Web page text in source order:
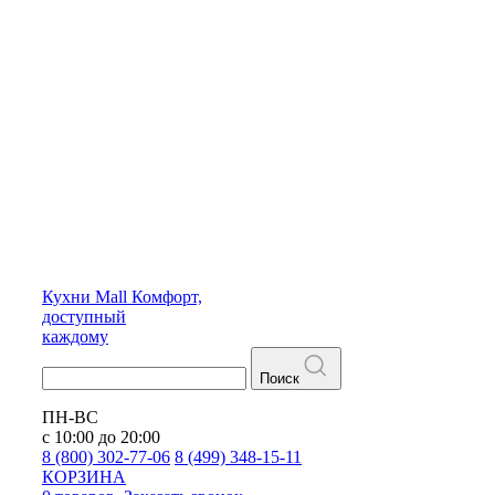
Кухни Mall Комфорт,
доступный
каждому
Поиск
ПН-ВС
с 10:00 до 20:00
8 (800) 302-77-06 8 (499) 348-15-11
КОРЗИНА